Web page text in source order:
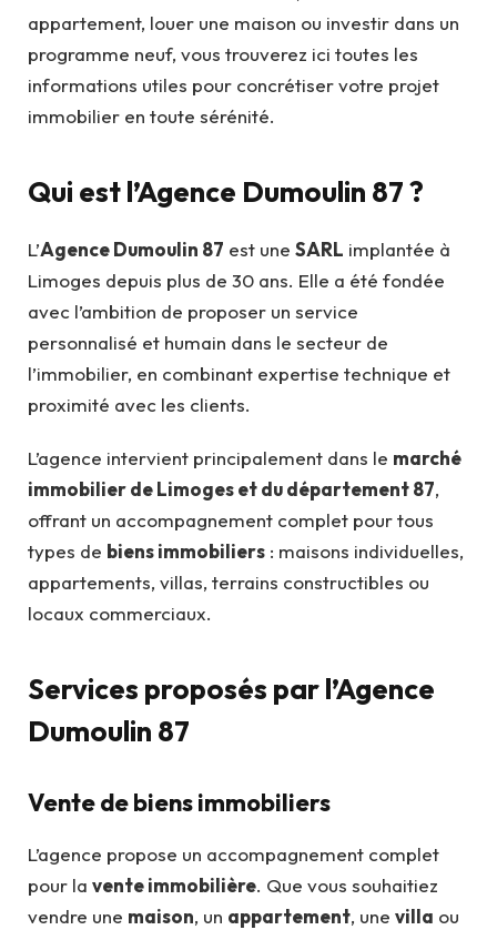
appartement, louer une maison ou investir dans un
programme neuf, vous trouverez ici toutes les
informations utiles pour concrétiser votre projet
immobilier en toute sérénité.
Qui est l’Agence Dumoulin 87 ?
L’Agence Dumoulin 87 est une SARL implantée à
Limoges depuis plus de 30 ans. Elle a été fondée
avec l’ambition de proposer un service
personnalisé et humain dans le secteur de
l’immobilier, en combinant expertise technique et
proximité avec les clients.
L’agence intervient principalement dans le marché
immobilier de Limoges et du département 87,
offrant un accompagnement complet pour tous
types de biens immobiliers : maisons individuelles,
appartements, villas, terrains constructibles ou
locaux commerciaux.
Services proposés par l’Agence
Dumoulin 87
Vente de biens immobiliers
L’agence propose un accompagnement complet
pour la vente immobilière. Que vous souhaitiez
vendre une maison, un appartement, une villa ou